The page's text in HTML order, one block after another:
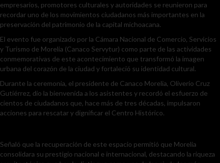
empresarios, promotores culturales y autoridades se reunieron para
recordar uno de los movimientos ciudadanos más importantes en la
preservación del patrimonio de la capital michoacana.
El evento fue organizado por la Cámara Nacional de Comercio, Servicios
y Turismo de Morelia (Canaco Servytur) como parte de las actividades
conmemorativas de este acontecimiento que transformó la imagen
urbana del corazón de la ciudad y fortaleció su identidad cultural.
Durante la ceremonia, el presidente de Canaco Morelia, Oliverio Cruz
Gutiérrez, dio la bienvenida a los asistentes y recordó el esfuerzo de
cientos de ciudadanos que, hace más de tres décadas, impulsaron
acciones para rescatar y dignificar el Centro Histórico.
Señaló que la recuperación de este espacio permitió que Morelia
consolidara su prestigio nacional e internacional, destacando la riqueza